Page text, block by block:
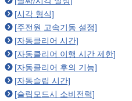
[시각 형식]
[주전원 고속기동 설정]
[자동클리어 시간]
[자동클리어 이행 시간 제한]
[자동클리어 후의 기능]
[자동슬립 시간]
[슬립모드시 소비전력]